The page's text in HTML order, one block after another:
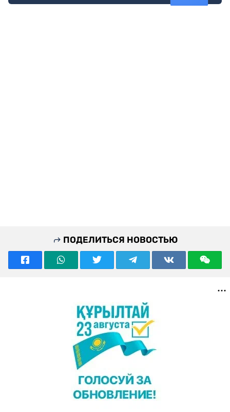
ПОДЕЛИТЬСЯ НОВОСТЬЮ